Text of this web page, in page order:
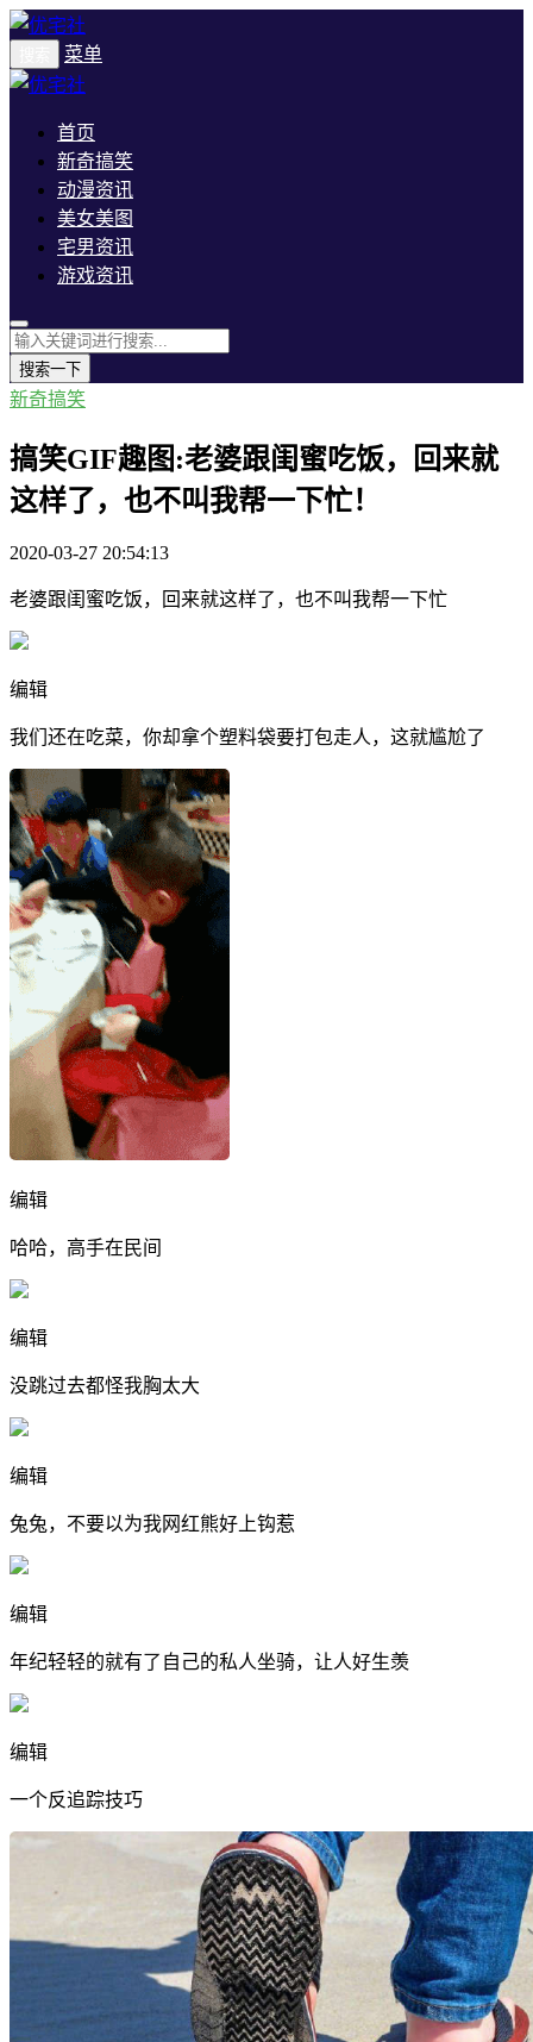
菜单
首页
新奇搞笑
动漫资讯
美女美图
宅男资讯
游戏资讯
搜索一下
新奇搞笑
搞笑GIF趣图:老婆跟闺蜜吃饭，回来就
这样了，也不叫我帮一下忙！
2020-03-27 20:54:13
老婆跟闺蜜吃饭，回来就这样了，也不叫我帮一下忙
编辑
我们还在吃菜，你却拿个塑料袋要打包走人，这就尴尬了
编辑
哈哈，高手在民间
编辑
没跳过去都怪我胸太大
编辑
兔兔，不要以为我网红熊好上钩惹
编辑
年纪轻轻的就有了自己的私人坐骑，让人好生羡
编辑
一个反追踪技巧